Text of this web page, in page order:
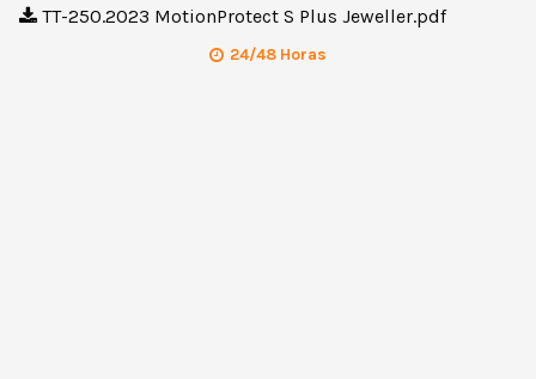
TT-250.2023 MotionProtect S Plus Jeweller.pdf
24/48 Horas